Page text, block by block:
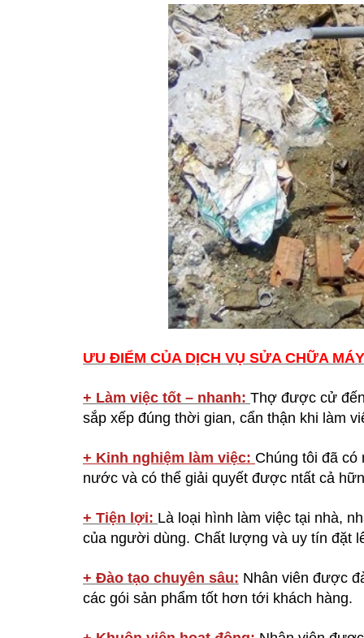
ƯU ĐIỂM CỦA DỊCH VỤ SỬA CHỮA
+ Làm việc tốt – nhanh: Thợ được cử
sắp xếp đúng thời gian, cẩn thận khi làm
+ Kinh nghiệm làm việc: Chúng tôi đã có
nước và có thể giải quyết được ntất cả
+ Tiện lợi: Là loại hình làm việc tại nhà,
của người dùng. Chất lượng và uy tín đặt
+ Đào tạo chuyên sâu: Nhân viên được
các gói sản phẩm tốt hơn tới khách hàng.